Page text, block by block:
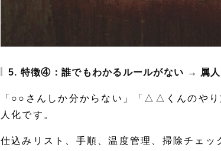
5. 特徴④：誰でもわかるルールがない → 属
「○○さんしか分からない」「△△くんのや
人化です。
仕込みリスト、手順、温度管理、掃除チェ